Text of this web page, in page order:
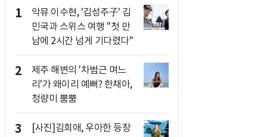
1
악뮤 이수현, '김성주子' 김
민국과 스위스 여행 "첫 만
남에 2시간 넘게 기다렸다"
2
제주 해변의 '차범근 며느
리'가 왜이리 예뻐? 한채아,
청량미 뿜뿜
3 [사진]김희애, 우아한 등장